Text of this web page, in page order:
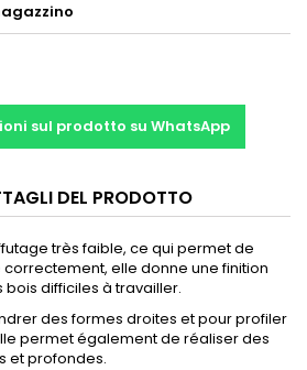
sul prodotto su WhatsApp
DEL PRODOTTO
très faible, ce qui permet de
elle donne une finition
difficiles à travailler.
des formes droites et pour profiler
permet également de réaliser des
et profondes.